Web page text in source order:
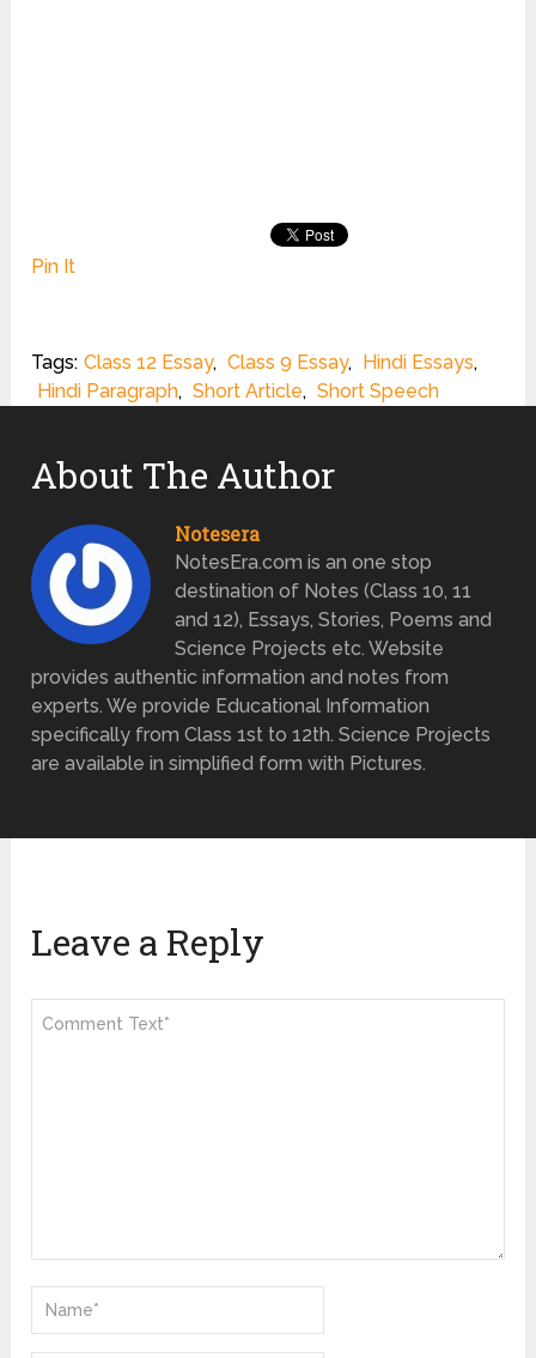
Pin It
Tags: Class 12 Essay, Class 9 Essay, Hindi Essays,
Hindi Paragraph, Short Article, Short Speech
About The Author
Notesera
NotesEra.com is an one stop
destination of Notes (Class 10, 11
and 12), Essays, Stories, Poems and
Science Projects etc. Website
provides authentic information and notes from
experts. We provide Educational Information
specifically from Class 1st to 12th. Science Projects
are available in simplified form with Pictures.
Leave a Reply